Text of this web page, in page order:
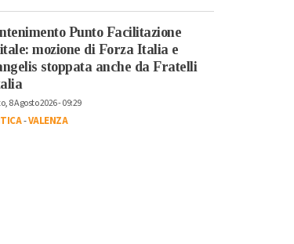
Punto Facilitazione
mozione di Forza Italia e
stoppata anche da Fratelli
8 Agosto 2026 - 09:29
-VALENZA